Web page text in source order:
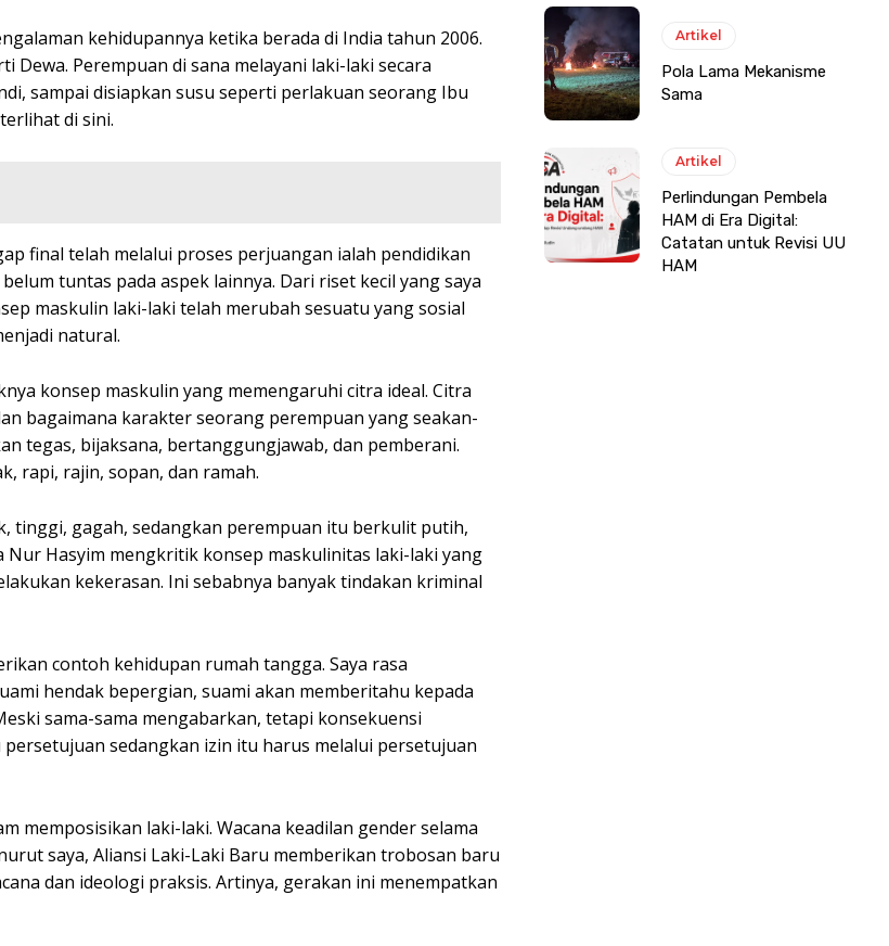
kehidupannya ketika berada di India tahun 2006.
Perempuan di sana melayani laki-laki secara
sampai disiapkan susu seperti perlakuan seorang Ibu
di sini.
final telah melalui proses perjuangan ialah pendidikan
tuntas pada aspek lainnya. Dari riset kecil yang saya
maskulin laki-laki telah merubah sesuatu yang sosial
natural.
konsep maskulin yang memengaruhi citra ideal. Citra
bagaimana karakter seorang perempuan yang seakan-
tegas, bijaksana, bertanggungjawab, dan pemberani.
rapi, rajin, sopan, dan ramah.
tinggi, gagah, sedangkan perempuan itu berkulit putih,
Hasyim mengkritik konsep maskulinitas laki-laki yang
kekerasan. Ini sebabnya banyak tindakan kriminal
contoh kehidupan rumah tangga. Saya rasa
hendak bepergian, suami akan memberitahu kepada
sama-sama mengabarkan, tetapi konsekuensi
sedangkan izin itu harus melalui persetujuan
memposisikan laki-laki. Wacana keadilan gender selama
saya, Aliansi Laki-Laki Baru memberikan trobosan baru
dan ideologi praksis. Artinya, gerakan ini menempatkan
Artikel
Pola Lama Mekanisme
Sama
Artikel
Perlindungan Pembela
HAM di Era Digital:
Catatan untuk Revisi UU
HAM